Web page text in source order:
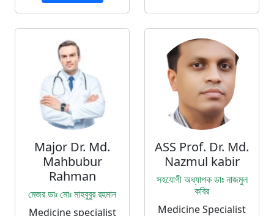
Major Dr. Md.
Mahbubur
Rahman
মেজর ডাঃ মোঃ মাহবুবুর রহমান
Medicine specialist
ASS Prof. Dr. Md.
Nazmul kabir
সহযোগী অধ্যাপক ডাঃ নাজমুল
কবির
Medicine Specialist